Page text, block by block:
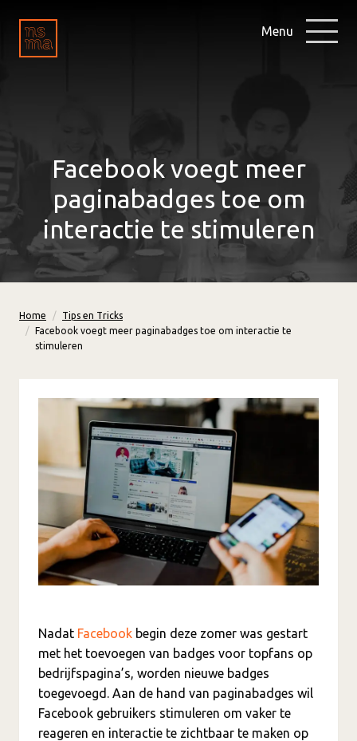
Menu
Facebook voegt meer
paginabadges toe om
interactie te stimuleren
Home
Tips en Tricks
Facebook voegt meer paginabadges toe om interactie te
stimuleren
Nadat Facebook begin deze zomer was gestart
met het toevoegen van badges voor topfans op
bedrijfspagina’s, worden nieuwe badges
toegevoegd. Aan de hand van paginabadges wil
Facebook gebruikers stimuleren om vaker te
reageren en interactie te zichtbaar te maken op